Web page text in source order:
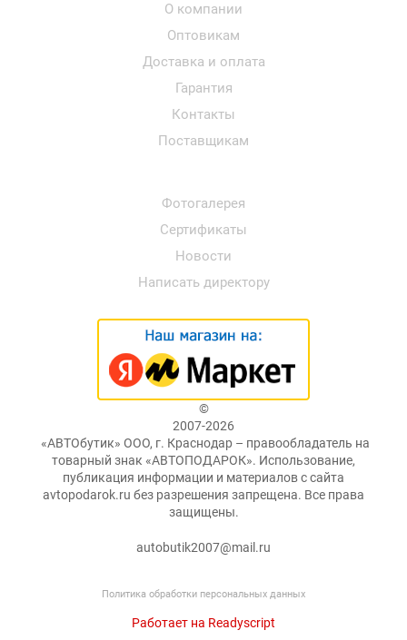
О компании
Оптовикам
Доставка и оплата
Гарантия
Контакты
Поставщикам
Фотогалерея
Сертификаты
Новости
Написать директору
©
2007-2026
«АВТОбутик» ООО, г. Краснодар – правообладатель на
товарный знак «АВТОПОДАРОК». Использование,
публикация информации и материалов с сайта
avtopodarok.ru без разрешения запрещена. Все права
защищены.
autobutik2007@mail.ru
Политика обработки персональных данных
Работает на Readyscript